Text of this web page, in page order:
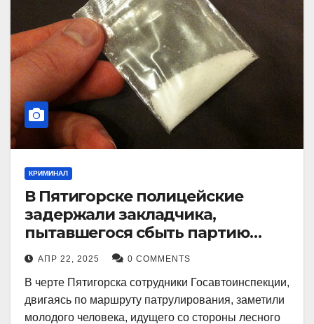
КРИМИНАЛ
В Пятигорске полицейские
задержали закладчика,
пытавшегося сбыть партию
синтетического наркотика
АПР 22, 2025 0 COMMENTS
В черте Пятигорска сотрудники Госавтоинспекции,
двигаясь по маршруту патрулирования, заметили
молодого человека, идущего со стороны лесного